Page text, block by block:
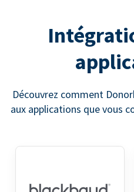
Découvrez comment
aux applications que vous